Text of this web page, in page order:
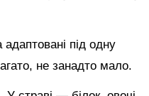
адаптовані під одну
не занадто мало.